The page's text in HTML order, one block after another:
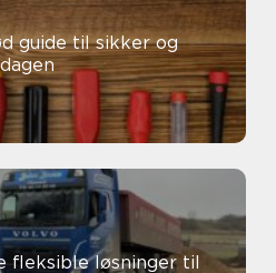
guide til sikker og
til